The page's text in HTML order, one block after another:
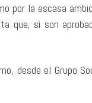
por la escasa
que, si son
desde el Grupo